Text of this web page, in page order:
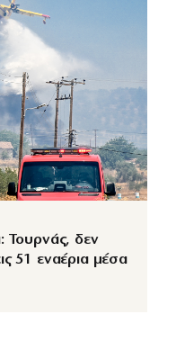
Τουρνάς, δεν
51 εναέρια μέσα